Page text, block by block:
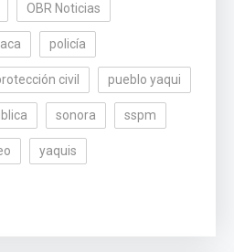
OBR Noticias
policía
civil pueblo yaqui
sonora sspm
yaquis